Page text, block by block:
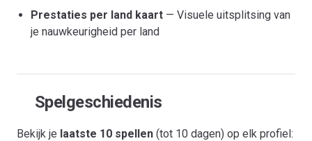
Prestaties per land kaart — Visuele uitsplitsing van
je nauwkeurigheid per land
Spelgeschiedenis
Bekijk je laatste 10 spellen (tot 10 dagen) op elk profiel: